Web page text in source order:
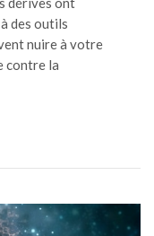
des outils
nuire à votre
contre la